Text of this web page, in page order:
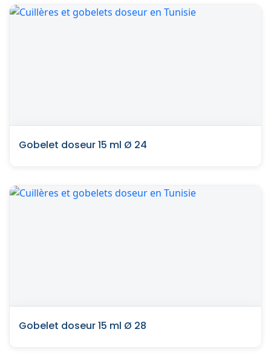
Gobelet doseur 15 ml Ø 24
Gobelet doseur 15 ml Ø 28